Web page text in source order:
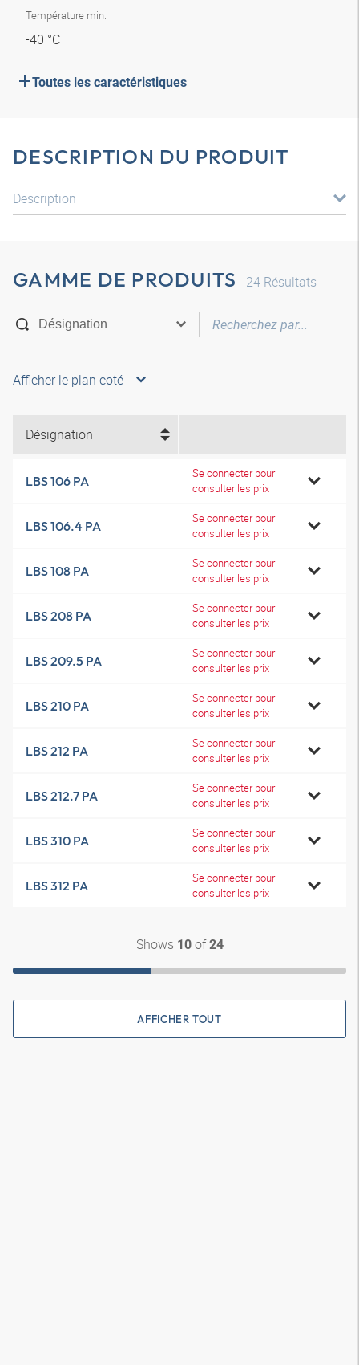
Température min.
-40 °C
Toutes les caractéristiques
DESCRIPTION DU PRODUIT
Description
GAMME DE PRODUITS 24 Résultats
Afficher le plan coté
Désignation
LBS 106 PA
Se connecter pour
consulter les prix
LBS 106.4 PA
Se connecter pour
consulter les prix
LBS 108 PA
Se connecter pour
consulter les prix
LBS 208 PA
Se connecter pour
consulter les prix
LBS 209.5 PA
Se connecter pour
consulter les prix
LBS 210 PA
Se connecter pour
consulter les prix
LBS 212 PA
Se connecter pour
consulter les prix
LBS 212.7 PA
Se connecter pour
consulter les prix
LBS 310 PA
Se connecter pour
consulter les prix
LBS 312 PA
Se connecter pour
consulter les prix
Shows 10of24
AFFICHER TOUT